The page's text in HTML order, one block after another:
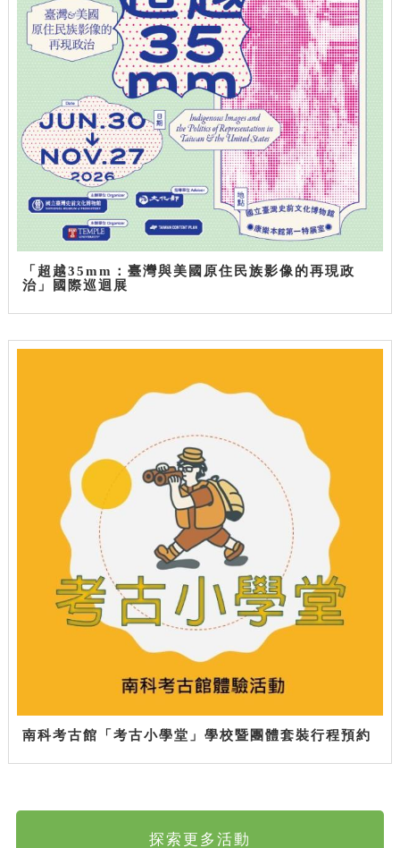
「超越35mm：臺灣與美國原住民族影像的再現政
治」國際巡迴展
南科考古館「考古小學堂」學校暨團體套裝行程預約
探索更多活動